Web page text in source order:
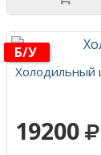
Б/у
19200